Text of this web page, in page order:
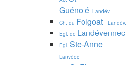
Guénolé Landév.
Ch. du Folgoat
Landév.
Egl. de Landévennec
Egl. Ste-Anne
Lanvéoc